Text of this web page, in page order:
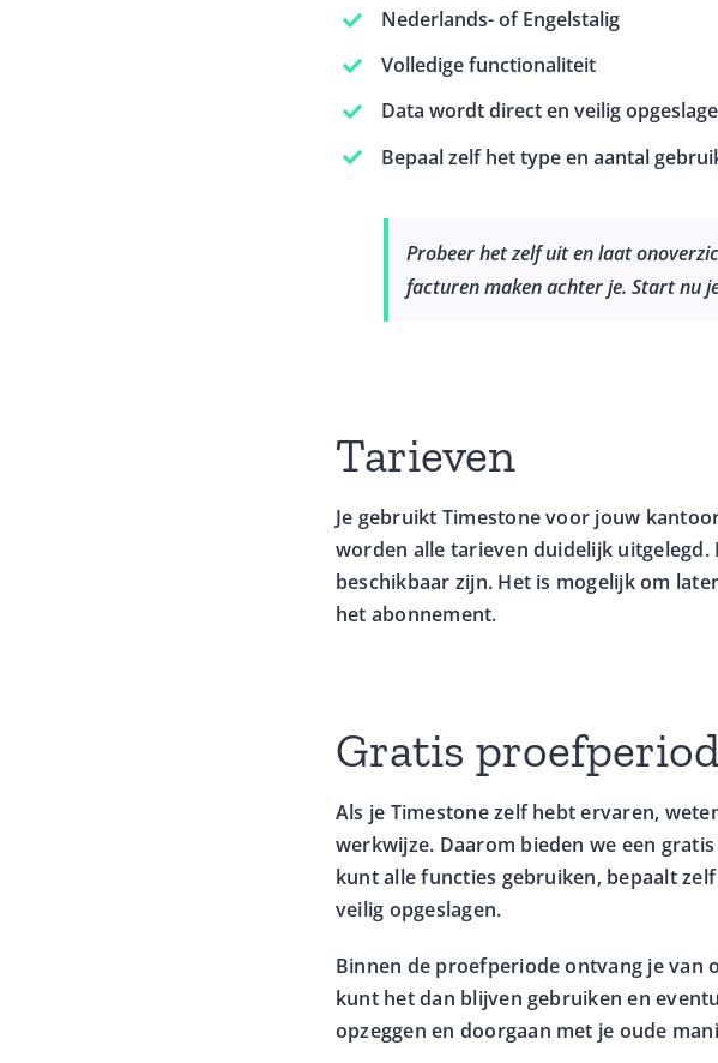
Nederlands- of Engelstalig
Volledige functionaliteit
Data wordt direct en veilig
Bepaal zelf het type en aantal
Probeer het zelf uit en laat
facturen maken achter je. Start nu
Tarieven
Je gebruikt Timestone voor jouw
worden alle tarieven duidelijk
beschikbaar zijn. Het is mogelijk om
het abonnement.
Gratis
Als je Timestone zelf hebt ervaren,
werkwijze. Daarom bieden we een
kunt alle functies gebruiken, bepaalt
veilig opgeslagen.
Binnen de proefperiode ontvang je van
kunt het dan blijven gebruiken en
opzeggen en doorgaan met je oude